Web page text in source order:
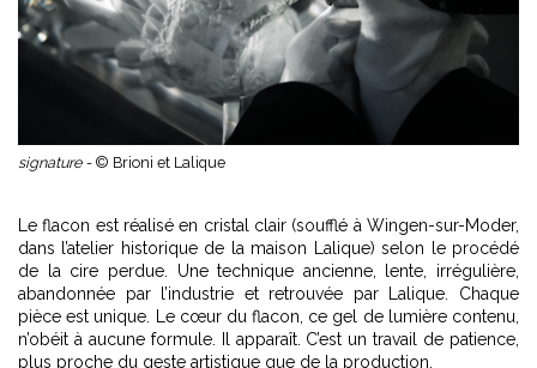
signature - © Brioni et Lalique
Le flacon est réalisé en cristal clair (soufflé à Wingen-sur-Moder,
dans l’atelier historique de la maison Lalique) selon le procédé
de la cire perdue. Une technique ancienne, lente, irrégulière,
abandonnée par l’industrie et retrouvée par Lalique. Chaque
pièce est unique. Le cœur du flacon, ce gel de lumière contenu,
n’obéit à aucune formule. Il apparaît. C’est un travail de patience,
plus proche du geste artistique que de la production.